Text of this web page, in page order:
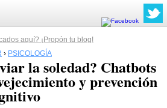
aquí? ¡Propón tu blog!
› PSICOLOGÍA
la soledad? Chatbots
y prevención